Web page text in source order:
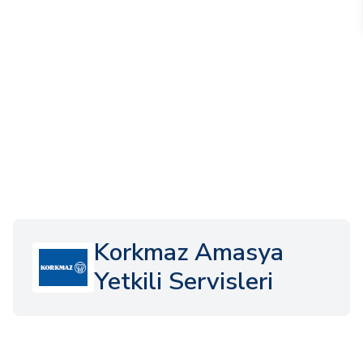
Korkmaz Amasya
Yetkili Servisleri